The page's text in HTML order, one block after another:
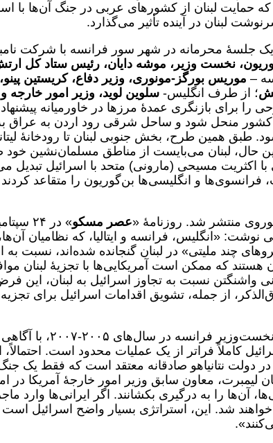
در سال ١٩۵٠ نوشتند که حمایت لبنان از کشورهای عربی در جنگ آن‌ها با
همچنین جالب است که در ٢٢ اکتبر ١٩۵۶ یک جلسۀ محرمانه در شهر سور فرانسه با
نخست وزیر، موشه دایان، رئیس ستاد کل
– موریس بورگز-مونوری، وزیر دفاع، کریستین
؛ از طرف انگلیس-سلوین لوید، وزیر امور خارجه
را برای بازنگری عمدۀ مرزها در خاورمیانه
کشور منحل شود و ساحل شرقی رود اردن به عراق به
طبق همین طرح، بخش جنوبی لبنان تا رودخانۀ
حال، لبنان می‌بایست از مناطق مسلمان‌نشین خود
اکثریت مسیحی (مارونی) متحد با اسرائیل تبدیل
فرانسوی‌ها و انگلیسی‌ها بن‌گوریون را متقاعد
منتشر شد. روزنامۀ «عصر مسکو
نوشت: «انگلیس، فرانسه و ایتالیا، که نظامیان
چند ملیتی» در لبنان گنجانده شده‌اند، نسبت به
هستند که ممکن است آمریکایی‌ها با تجزیۀ لبنان
واشنگتن نسبت به تجاوز اسرائیل به لبنان، این
از جمله، تشویق اقدامات اسرائیل برای
همانطور که دومینیک دو ویلپن، دیپلمات و نخست‌وزیر
کاملاً فراتر از یک عملیات محدود است. احتمالاً،
نتانیاهو صادقانه معتقد است که فقط یک
لیمبرت، معاون سابق وزیر امور خارجۀ آمریکا در
آن‌ها را به درگیری بکشانند. اگر ایرانی‌ها وارد
‌شد. این، استراتژی بسیار واضح اسرائیل است